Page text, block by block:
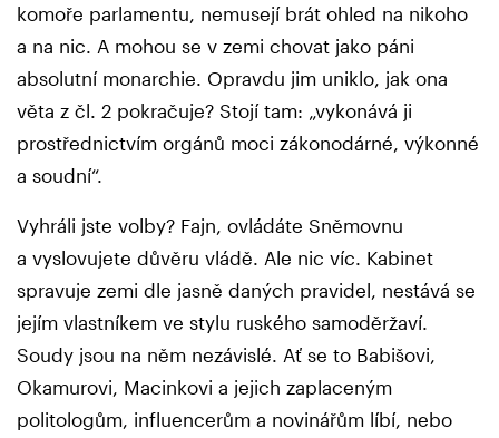
komoře parlamentu, nemusejí brát ohled na nikoho
a na nic. A mohou se v zemi chovat jako páni
absolutní monarchie. Opravdu jim uniklo, jak ona
věta z čl. 2 pokračuje? Stojí tam: „vykonává ji
prostřednictvím orgánů moci zákonodárné, výkonné
a soudní“.
Vyhráli jste volby? Fajn, ovládáte Sněmovnu
a vyslovujete důvěru vládě. Ale nic víc. Kabinet
spravuje zemi dle jasně daných pravidel, nestává se
jejím vlastníkem ve stylu ruského samoděržaví.
Soudy jsou na něm nezávislé. Ať se to Babišovi,
Okamurovi, Macinkovi a jejich zaplaceným
politologům, influencerům a novinářům líbí, nebo